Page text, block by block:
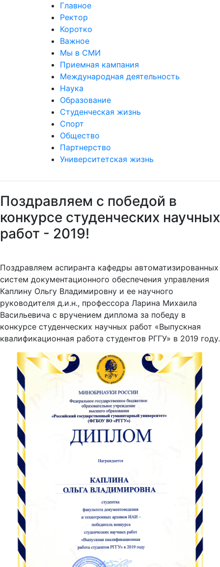
Главное
Ректор
Коротко
Важное
Мы в СМИ
Приемная кампания
Международная деятельность
Наука
Образование
Студенческая жизнь
Спорт
Общество
Партнерство
Университетская жизнь
Поздравляем с победой в
конкурсе студенческих научных
работ - 2019!
Поздравляем аспиранта кафедры автоматизированных
систем документационного обеспечения управления
Каплину Ольгу Владимировну и ее научного
руководителя д.и.н., профессора Ларина Михаила
Васильевича с вручением диплома за победу в
конкурсе студенческих научных работ «Выпускная
квалификационная работа студентов РГГУ» в 2019 году.